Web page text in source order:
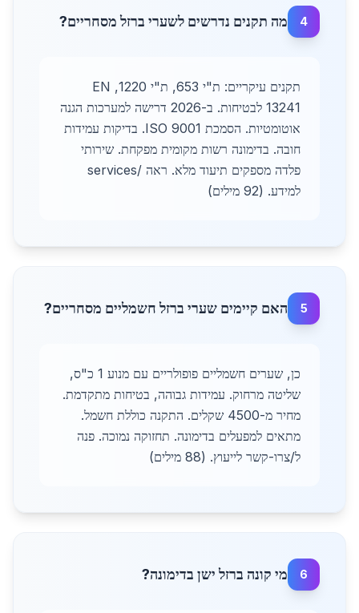
4 מה תקנים נדרשים לשערי ברזל מסחריים?
תקנים עיקריים: ת"י 653, ת"י 1220, EN
13241 לבטיחות. ב-2026 דרישה למערכות הגנה
אוטומטיות. הסמכת ISO 9001. בדיקות עמידות
חובה. בדימונה רשות מקומית מפקחת. שירותי
פלדה מספקים תיעוד מלא. ראה /services
למידע. (92 מילים)
5 האם קיימים שערי ברזל חשמליים מסחריים?
כן, שערים חשמליים פופולריים עם מנוע 1 כ"ס,
שליטה מרחוק. עמידות גבוהה, בטיחות מתקדמת.
מחיר מ-4500 שקלים. התקנה כוללת חשמל.
מתאים למפעלים בדימונה. תחזוקה נמוכה. פנה
ל/צרו-קשר לייעוץ. (88 מילים)
6 מי קונה ברזל ישן בדימונה?